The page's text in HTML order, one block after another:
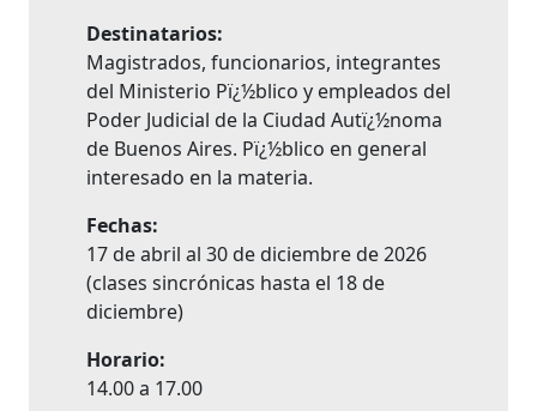
Destinatarios:
Magistrados, funcionarios, integrantes
del Ministerio Pï¿½blico y empleados del
Poder Judicial de la Ciudad Autï¿½noma
de Buenos Aires. Pï¿½blico en general
interesado en la materia.
Fechas:
17 de abril al 30 de diciembre de 2026
(clases sincrónicas hasta el 18 de
diciembre)
Horario:
14.00 a 17.00